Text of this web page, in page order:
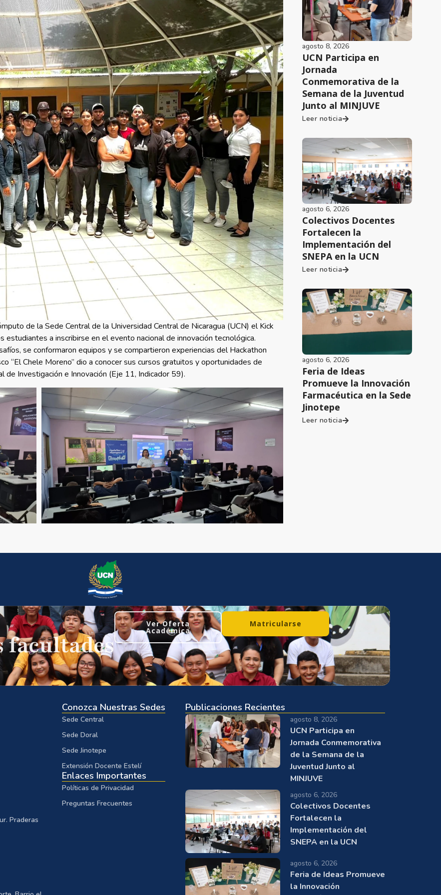
de la Sede Central de la Universidad Central de Nicaragua (UCN) el Kick
a inscribirse en el evento nacional de innovación tecnológica.
se conformaron equipos y se compartieron experiencias del Hackathon
“El Chele Moreno” dio a conocer sus cursos gratuitos y oportunidades de
de Investigación e Innovación (Eje 11, Indicador 59).
agosto 8, 2026
UCN Participa en
Jornada
Conmemorativa de la
Semana de la Juventud
Junto al MINJUVE
Leer noticia
agosto 6, 2026
Colectivos Docentes
Fortalecen la
Implementación del
SNEPA en la UCN
Leer noticia
agosto 6, 2026
Feria de Ideas
Promueve la Innovación
Farmacéutica en la Sede
Jinotepe
Leer noticia
facultades
Ver Oferta
Académica
Matricularse
Praderas
Conozca Nuestras Sedes
Sede Central
Sede Doral
Sede Jinotepe
Extensión Docente Estelí
Enlaces Importantes
Políticas de Privacidad
Preguntas Frecuentes
Publicaciones Recientes
agosto 8, 2026
UCN Participa en
Jornada Conmemorativa
de la Semana de la
Juventud Junto al
MINJUVE
agosto 6, 2026
Colectivos Docentes
Fortalecen la
Implementación del
SNEPA en la UCN
agosto 6, 2026
Feria de Ideas Promueve
la Innovación